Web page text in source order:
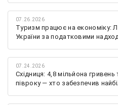
07.26.2026
Туризм працює на економіку:
України за податковими
07.24.2026
Східниця: 4,8 мільйона
півроку — хто забезпечив